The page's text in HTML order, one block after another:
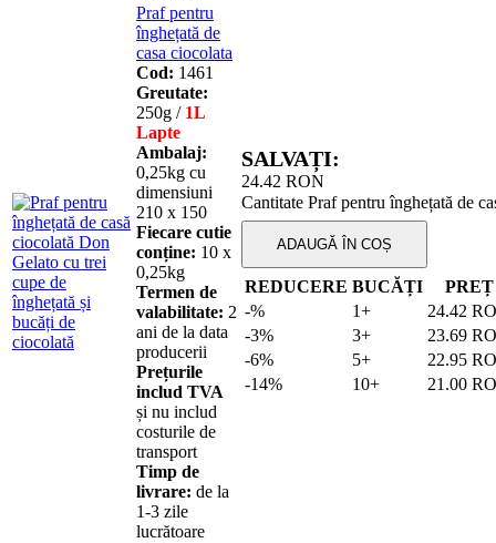
Praf pentru
înghețată de
casa ciocolata
Cod: 1461
Greutate:
250g / 1L
Lapte
Ambalaj:
0,25kg cu
dimensiuni
210 х 150
Fiecare cutie
conține: 10 х
0,25kg
Termen de
valabilitate: 2
ani de la data
producerii
Prețurile
includ TVA
și nu includ
costurile de
transport
Timp de
livrare: de la
1-3 zile
lucrătoare
SALVAȚI:
24.42 RON
Cantitate Praf pentru înghețată de
ADAUGĂ ÎN COȘ
REDUCERE BUCĂȚI
PREȚ
-%
1+ 24.42
-3%
3+ 23.69
-6%
5+ 22.95
-14%
10+ 21.00